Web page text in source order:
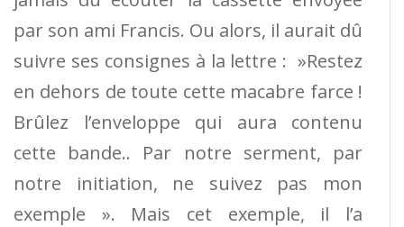
par son ami Francis. Ou alors, il aurait dû
suivre ses consignes à la lettre : »Restez
en dehors de toute cette macabre farce !
Brûlez l’enveloppe qui aura contenu
cette bande.. Par notre serment, par
notre initiation, ne suivez pas mon
exemple ». Mais cet exemple, il l’a